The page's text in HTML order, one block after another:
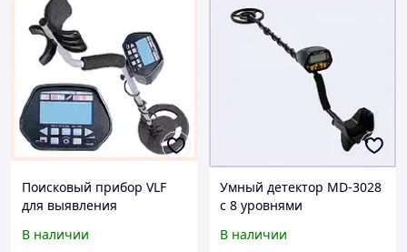
Поисковый прибор VLF
для выявления
1921054TP
В наличии
Умный детектор MD-3028
с 8 уровнями
K24A13438
В наличии